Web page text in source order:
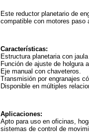
Este reductor planetario de
compatible con motores paso
Características:
Estructura planetaria con
Función de ajuste de holgura
Eje manual con chaveteros.
Transmisión por engranajes
Disponible en múltiples
Aplicaciones:
Apto para uso en oficinas,
sistemas de control de